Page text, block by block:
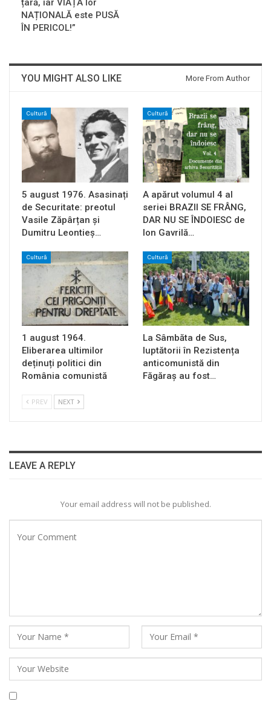
țară, iar VIAȚA lor
NAȚIONALĂ este PUSĂ
ÎN PERICOL!”
YOU MIGHT ALSO LIKE More From Author
Cultură
5 august 1976. Asasinați
de Securitate: preotul
Vasile Zăpârțan și
Dumitru Leontieș…
Cultură
A apărut volumul 4 al
seriei BRAZII SE FRÂNG,
DAR NU SE ÎNDOIESC de
Ion Gavrilă…
Cultură
1 august 1964.
Eliberarea ultimilor
deținuți politici din
România comunistă
Cultură
La Sâmbăta de Sus,
luptătorii în Rezistența
anticomunistă din
Făgăraș au fost…
PREV NEXT
LEAVE A REPLY
Your email address will not be published.